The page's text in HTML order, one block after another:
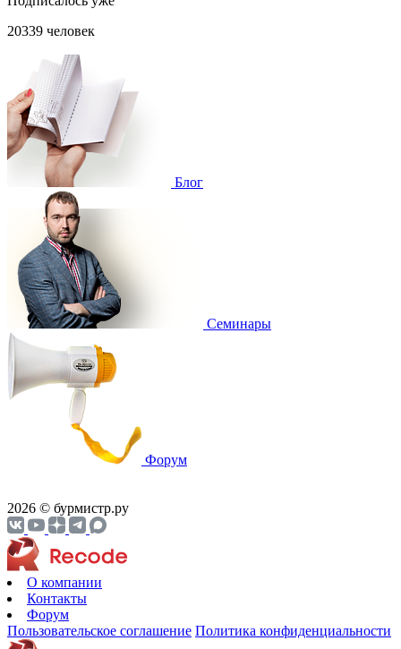
20339 человек
Блог
Cеминары
Форум
2026 © бурмистр.ру
О компании
Контакты
Форум
Пользовательское соглашение Политика конфиденциальности